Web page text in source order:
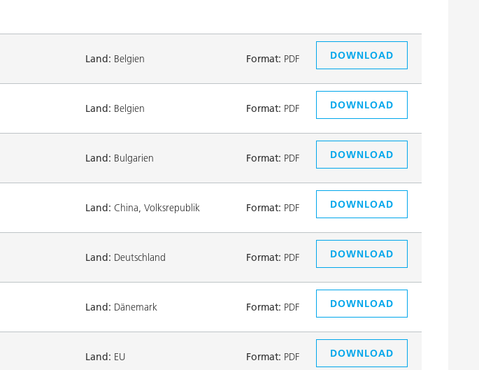
Land: Belgien Format: PDF DOWNLOAD
Land: Belgien Format: PDF DOWNLOAD
Land: Bulgarien Format: PDF DOWNLOAD
Land: China, Volksrepublik Format: PDF DOWNLOAD
Land: Deutschland Format: PDF DOWNLOAD
Land: Dänemark Format: PDF DOWNLOAD
Land: EU Format: PDF DOWNLOAD